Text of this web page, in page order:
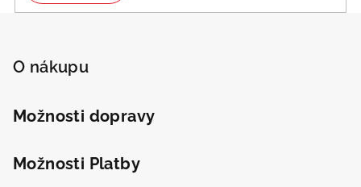
O nákupu
Možnosti dopravy
Možnosti Platby